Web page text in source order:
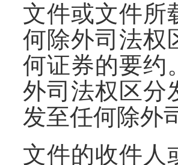
文件或文件所
何除外司法权
何证券的要约
外司法权区分
发至任何除外
文件的收件人